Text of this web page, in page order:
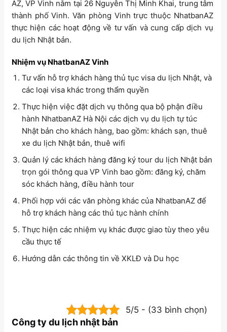
AZ, VP Vinh nằm tại 26 Nguyễn Thị Minh Khai, trung tâm
thành phố Vinh. Văn phòng Vinh trực thuộc NhatbanAZ
thực hiện các hoạt động về tư vấn và cung cấp dịch vụ
du lịch Nhật bản.
Nhiệm vụ NhatbanAZ Vinh
Tư vấn hỗ trợ khách hàng thủ tục visa du lịch Nhật, và
các loại visa khác trong thẩm quyền
Thực hiện việc đặt dịch vụ thông qua bộ phận điều
hành NhatbanAZ Hà Nội các dịch vụ du lịch tự túc
Nhật bản cho khách hàng, bao gồm: khách sạn, thuê
xe du lịch Nhật bản, thuê wifi
Quản lý các khách hàng đăng ký tour du lịch Nhật bản
trọn gói thông qua VP Vinh bao gồm: đăng ký, chăm
sóc khách hàng, điều hành tour
Phối hợp với các văn phòng khác của NhatbanAZ để
hỗ trợ khách hàng các thủ tục hành chính
Thực hiện các nhiệm vụ khác được giao tùy theo yêu
cầu thực tế
Hướng dẫn các thông tin về XKLĐ và Du học
5/5 - (33 bình chọn)
Công ty du lịch nhật bản